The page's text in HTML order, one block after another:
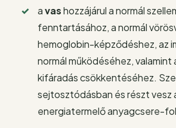
avashozzájárul a normál
fenntartásához, a normál
hemoglobin-képződéshez, az
normál működéséhez, valamint
kifáradás csökkentéséhez.
sejtosztódásban és részt vesz
energiatermelő anyagcsere-